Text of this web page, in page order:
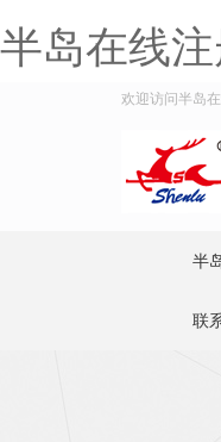
半岛在线
欢迎访问半岛
半
联